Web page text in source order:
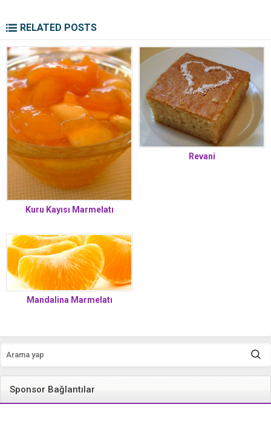
RELATED POSTS
Kuru Kayısı Marmelatı
Revani
Mandalina Marmelatı
Sponsor Bağlantılar